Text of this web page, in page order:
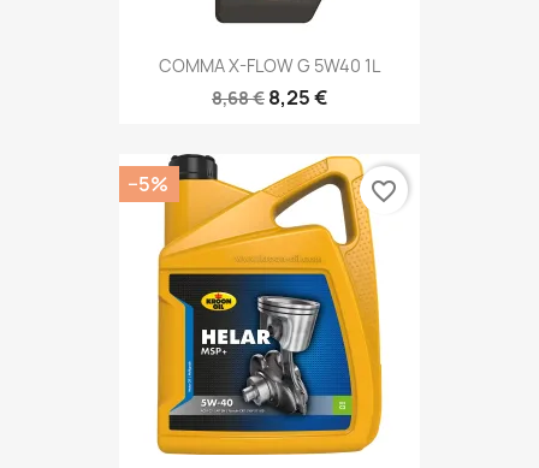
COMMA X-FLOW G 5W40 1L
8,68 € 8,25 €
−5% favorite_border